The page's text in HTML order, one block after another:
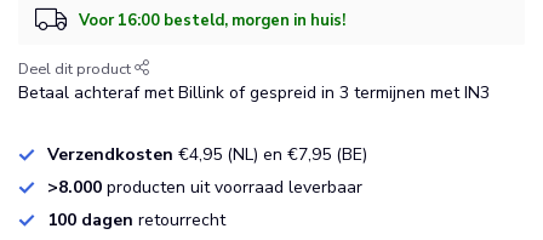
Voor 16:00 besteld, morgen in huis!
Deel dit product
Betaal achteraf met Billink of gespreid in 3 termijnen met IN3
Verzendkosten €4,95 (NL) en €7,95 (BE)
>8.000 producten uit voorraad leverbaar
100 dagen retourrecht